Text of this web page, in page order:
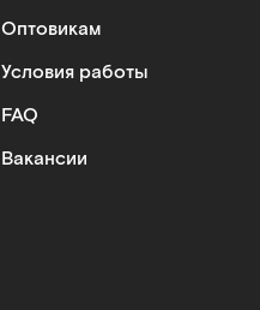
Оптовикам
Условия работы
FAQ
Вакансии